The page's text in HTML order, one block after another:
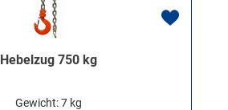
Hebelzug 750 kg
Gewicht: 7 kg